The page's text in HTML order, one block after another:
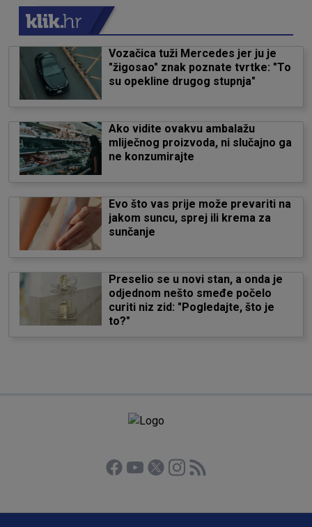
Vozačica tuži Mercedes jer ju je
"žigosao" znak poznate tvrtke: "To
su opekline drugog stupnja"
Ako vidite ovakvu ambalažu
mliječnog proizvoda, ni slučajno ga
ne konzumirajte
Evo što vas prije može prevariti na
jakom suncu, sprej ili krema za
sunčanje
Preselio se u novi stan, a onda je
odjednom nešto smeđe počelo
curiti niz zid: "Pogledajte, što je
to?"